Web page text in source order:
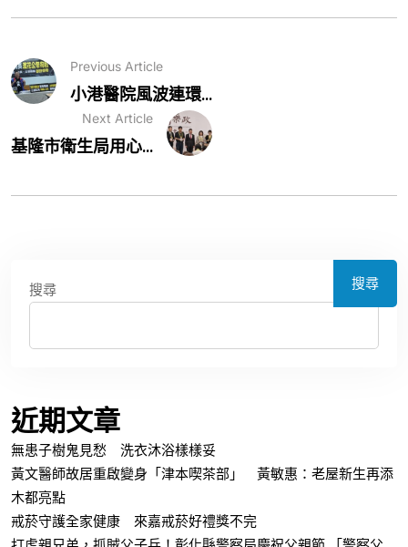
Previous Article
小港醫院風波連環...
Next Article
基隆市衛生局用心...
搜尋 搜尋
近期文章
無患子樹鬼見愁 洗衣沐浴樣樣妥
黃文醫師故居重啟變身「津本喫茶部」 黃敏惠：老屋新生再添
木都亮點
戒菸守護全家健康 來嘉戒菸好禮獎不完